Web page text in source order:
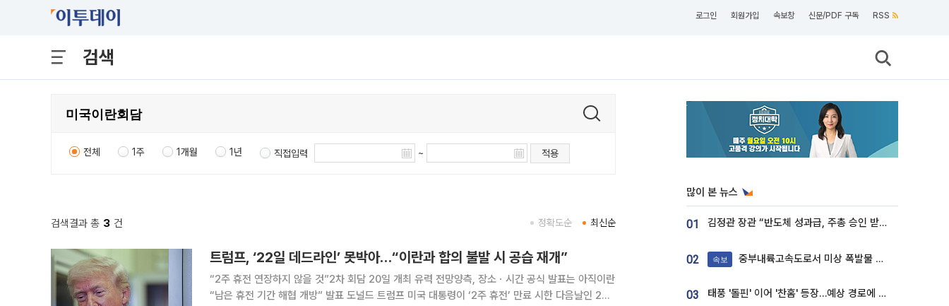
로그인 회원가입 속보창 신문/PDF 구독 RSS
검색
전체 1주 1개월 1년 직접입력 ~ 적용
검색결과 총 3 건 최신순
정확도순
트럼프, ‘22일 데드라인’ 못박아…“이란과 합의 불발 시 공습 재개”
“2주 휴전 연장하지 않을 것”2차 회담 20일 개최 유력 전망양측, 장소ㆍ시간 공식 발표는 아직이란
“남은 휴전 기간 해협 개방” 발표 도널드 트럼프 미국 대통령이 ‘2주 휴전’ 만료 시한 다음날인 22
많이 본 뉴스
01 김정관 장관 “반도체 성과급, 주총 승인 받도록”…상법·자본시장법 개정 시사
02 속보 중부내륙고속도로서 미상 폭발물 발견
03 태풍 '돌핀' 이어 '찬홈' 등장…예상 경로에 한국 '한숨'